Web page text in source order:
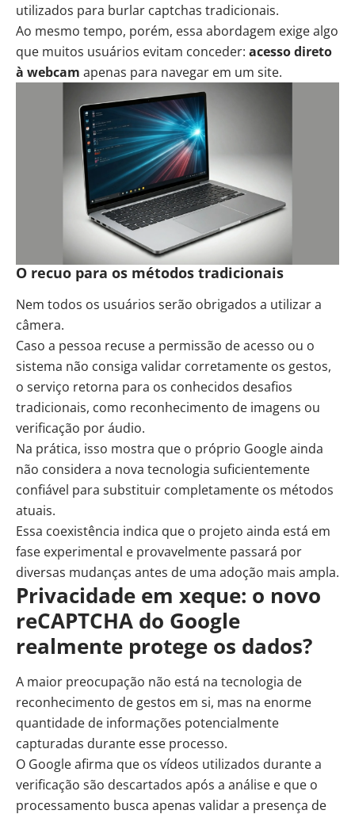
utilizados para burlar captchas tradicionais.
Ao mesmo tempo, porém, essa abordagem exige algo
que muitos usuários evitam conceder: acesso direto
à webcam apenas para navegar em um site.
O recuo para os métodos tradicionais
Nem todos os usuários serão obrigados a utilizar a
câmera.
Caso a pessoa recuse a permissão de acesso ou o
sistema não consiga validar corretamente os gestos,
o serviço retorna para os conhecidos desafios
tradicionais, como reconhecimento de imagens ou
verificação por áudio.
Na prática, isso mostra que o próprio Google ainda
não considera a nova tecnologia suficientemente
confiável para substituir completamente os métodos
atuais.
Essa coexistência indica que o projeto ainda está em
fase experimental e provavelmente passará por
diversas mudanças antes de uma adoção mais ampla.
Privacidade em xeque: o novo
reCAPTCHA do Google
realmente protege os dados?
A maior preocupação não está na tecnologia de
reconhecimento de gestos em si, mas na enorme
quantidade de informações potencialmente
capturadas durante esse processo.
O Google afirma que os vídeos utilizados durante a
verificação são descartados após a análise e que o
processamento busca apenas validar a presença de